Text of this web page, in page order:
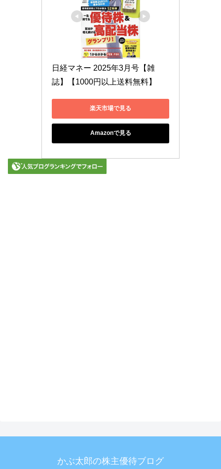
日経マネー 2025年3月号【雑
誌】【1000円以上送料無料】
楽天市場で見る
Amazonで見る
かぶ太郎の株主優待ブログ